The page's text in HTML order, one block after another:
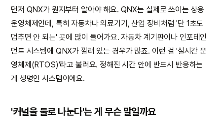
먼저 QNX가 뭔지부터 알아야 해요. QNX는 실제로 쓰이는 상용
운영체제인데, 특히 자동차나 의료기기, 산업 장비처럼 '단 1초도
멈추면 안 되는' 곳에 많이 들어가요. 자동차 계기판이나 인포테인
먼트 시스템에 QNX가 깔려 있는 경우가 많죠. 이런 걸 '실시간 운
영체제(RTOS)'라고 불러요. 정해진 시간 안에 반드시 반응하는
게 생명인 시스템이에요.
'커널을 둘로 나눈다'는 게 무슨 말일까요